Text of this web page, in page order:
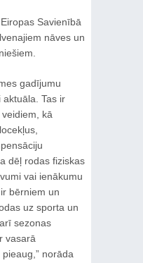
Savienībā
nāves un
gadījumu
Tas ir
kā
dēļ rodas fiziskas
vai ienākumu
bērniem un
uz sporta un
sezonas
vasarā
norāda